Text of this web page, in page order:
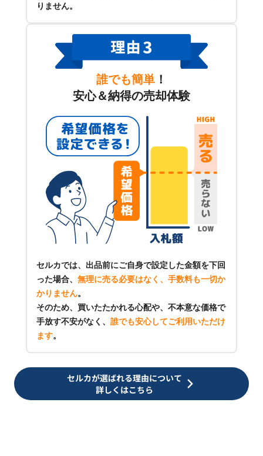
りません。
誰でも簡単 ！
安心＆納得の売却体験
セルカでは、出品前にご自身で設定した金額を下回
った場合、 無理に売る必要はなく、手数料も一切か
かりません。
そのため、買いたたかれる心配や、不本意な価格で
手放す不安がなく、 誰でも安心してご利用いただけ
ます。
セルカが選ばれる理由について
詳しくはこちら